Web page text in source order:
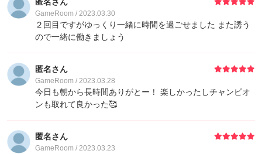
GameRoom / 2023.03.30
２回目ですがゆっくり一緒に時間を過ごせました また誘う
ので一緒に働きましょう
匿名さん
GameRoom / 2023.03.28
今日も朝から長時間ありがとー！ 楽しかったしチャンピオ
ンも取れて良かった🥰
匿名さん
GameRoom / 2023.03.23